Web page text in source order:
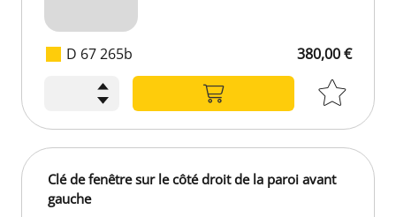
D 67 265b 380,00 €
Clé de fenêtre sur le côté droit de la paroi avant
gauche